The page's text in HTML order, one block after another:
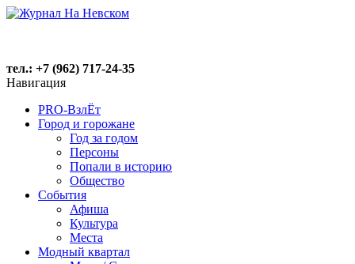
тел.: +7 (962) 717-24-35
Навигация
PRO-ВзлЁт
Город и горожане
Год за годом
Персоны
Попали в историю
Общество
События
Афиша
Культура
Места
Модный квартал